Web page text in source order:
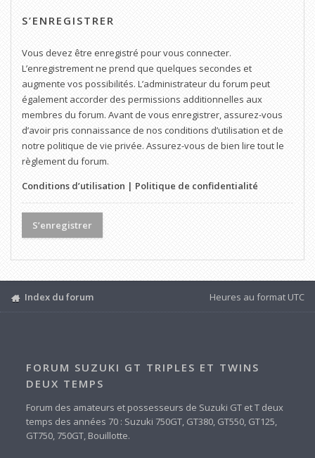
S’ENREGISTRER
Vous devez être enregistré pour vous connecter.
L’enregistrement ne prend que quelques secondes et
augmente vos possibilités. L’administrateur du forum peut
également accorder des permissions additionnelles aux
membres du forum. Avant de vous enregistrer, assurez-vous
d’avoir pris connaissance de nos conditions d’utilisation et de
notre politique de vie privée. Assurez-vous de bien lire tout le
règlement du forum.
Conditions d’utilisation | Politique de confidentialité
S’enregistrer
Index du forum Heures au format UTC
FORUM SUZUKI GT TRIPLES ET TWINS
DEUX TEMPS
Forum des amateurs et possesseurs de Suzuki GT et T deux
temps des années 70 : Suzuki 750GT, GT380, GT550, GT125,
GT750, 750GT, Bouillotte.